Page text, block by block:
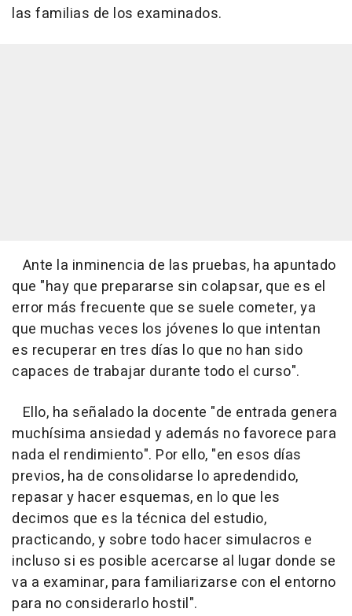
las familias de los examinados.
Ante la inminencia de las pruebas, ha apuntado
que "hay que prepararse sin colapsar, que es el
error más frecuente que se suele cometer, ya
que muchas veces los jóvenes lo que intentan
es recuperar en tres días lo que no han sido
capaces de trabajar durante todo el curso".
Ello, ha señalado la docente "de entrada genera
muchísima ansiedad y además no favorece para
nada el rendimiento". Por ello, "en esos días
previos, ha de consolidarse lo apredendido,
repasar y hacer esquemas, en lo que les
decimos que es la técnica del estudio,
practicando, y sobre todo hacer simulacros e
incluso si es posible acercarse al lugar donde se
va a examinar, para familiarizarse con el entorno
para no considerarlo hostil".